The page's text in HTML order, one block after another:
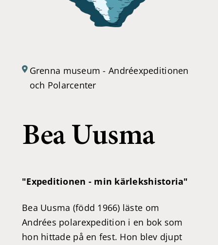
Grenna museum - Andréexpeditionen
och Polarcenter
Bea Uusma
"Expeditionen - min kärlekshistoria"
Bea Uusma (född 1966) läste om
Andrées polarexpedition i en bok som
hon hittade på en fest. Hon blev djupt